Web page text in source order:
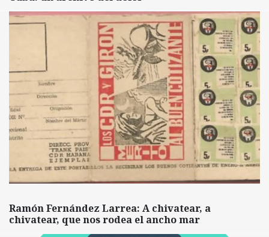
Ramón Fernández Larrea: A chivatear, a
chivatear, que nos rodea el ancho mar